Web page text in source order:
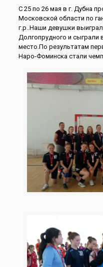
С 25 по 26 мая в г. Дубна
Московской области по
г.р..Наши девушки
Долгопрудного и сыграли
место.По результатам
Наро-Фоминска стали